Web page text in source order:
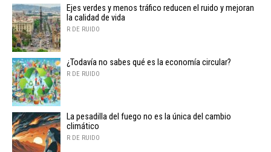
Ejes verdes y menos tráfico reducen el ruido y mejoran
la calidad de vida
R DE RUIDO
¿Todavía no sabes qué es la economía circular?
R DE RUIDO
La pesadilla del fuego no es la única del cambio
climático
R DE RUIDO